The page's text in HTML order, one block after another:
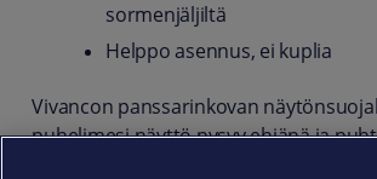
sormenjäljiltä
Helppo asennus, ei kuplia
Vivancon panssarinkovan
puhelimesi näyttö pysyy ehjänä ja